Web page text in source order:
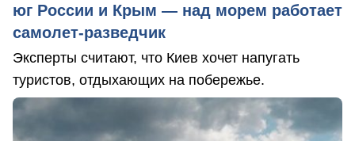
юг России и Крым — над морем работает
самолет-разведчик
Эксперты считают, что Киев хочет напугать
туристов, отдыхающих на побережье.